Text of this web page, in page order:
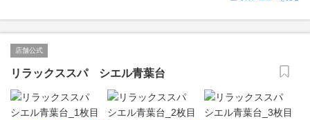
店舗公式
リラックススパ シエル青葉台